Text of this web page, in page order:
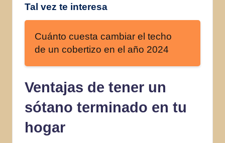
Tal vez te interesa
Cuánto cuesta cambiar el techo
de un cobertizo en el año 2024
Ventajas de tener un
sótano terminado en tu
hogar